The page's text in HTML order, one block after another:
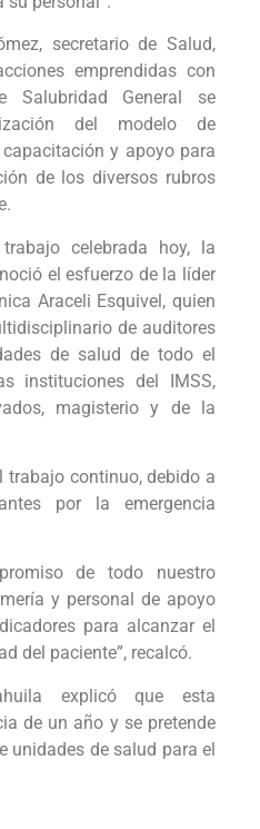
secretario de Salud,
emprendidas con
Salubridad General se
del modelo de
y apoyo para
de los diversos rubros
celebrada hoy, la
el esfuerzo de la líder
Araceli Esquivel, quien
de auditores
de salud de todo el
instituciones del IMSS,
magisterio y de la
trabajo continuo, debido a
por la emergencia
de todo nuestro
y personal de apoyo
para alcanzar el
del paciente”, recalcó.
explicó que esta
de un año y se pretende
unidades de salud para el